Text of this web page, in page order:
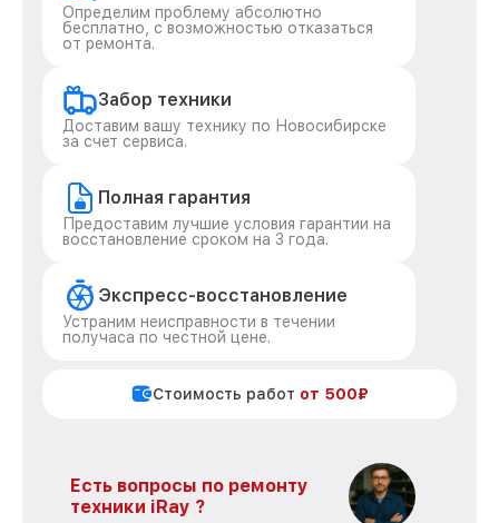
Определим проблему абсолютно
бесплатно, с возможностью отказаться
от ремонта.
Забор техники
Доставим вашу технику по Новосибирске
за счет сервиса.
Полная гарантия
Предоставим лучшие условия гарантии на
восстановление сроком на 3 года.
Экспресс-восстановление
Устраним неисправности в течении
получаса по честной цене.
Стоимость работ от 500₽
Есть вопросы по ремонту
техники iRay ?